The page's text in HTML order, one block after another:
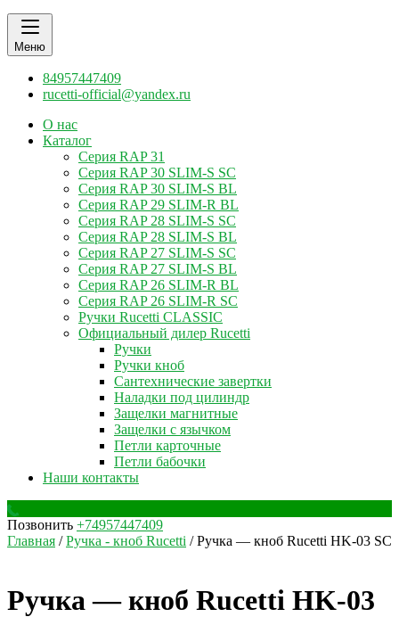
Меню
84957447409
rucetti-official@yandex.ru
О нас
Каталог
Серия RAP 31
Серия RAP 30 SLIM-S SC
Серия RAP 30 SLIM-S BL
Серия RAP 29 SLIM-R BL
Серия RAP 28 SLIM-S SC
Серия RAP 28 SLIM-S BL
Серия RAP 27 SLIM-S SC
Серия RAP 27 SLIM-S BL
Серия RAP 26 SLIM-R BL
Серия RAP 26 SLIM-R SC
Ручки Rucetti CLASSIC
Официальный дилер Rucetti
Ручки
Ручки кноб
Сантехнические завертки
Наладки под цилиндр
Защелки магнитные
Защелки с язычком
Петли карточные
Петли бабочки
Наши контакты
Позвонить +74957447409
Главная /Ручка - кноб Rucetti / Ручка — кноб Rucetti HK-03 SC
Ручка — кноб Rucetti HK-03